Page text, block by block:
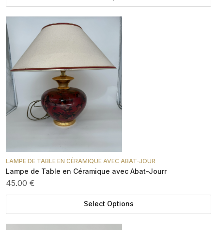
LAMPE DE TABLE EN CÉRAMIQUE AVEC ABAT-JOUR
Lampe de Table en Céramique avec Abat-Jourr
45.00 €
Select Options